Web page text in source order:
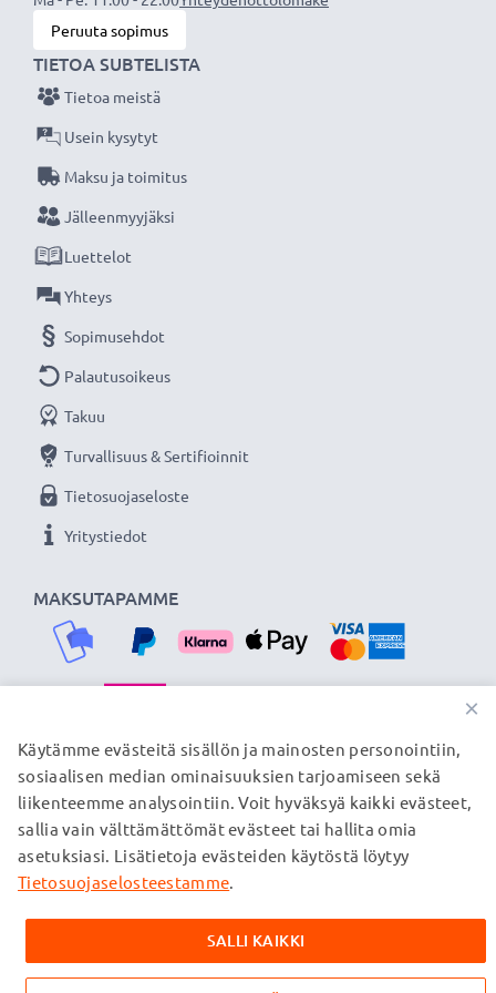
Peruuta sopimus
MAKSUTAPAMME
TIETOA SUBTELISTA
Tietoa meistä
Usein kysytyt
Maksu ja toimitus
Jälleenmyyjäksi
Luettelot
Yhteys
Sopimusehdot
Palautusoikeus
Takuu
Turvallisuus & Sertifioinnit
Tietosuojaseloste
Yritystiedot
TOIMITUSKUMPPANIMME
© subtel.fi 2026
Kaikki hinnat sisältävät arvonlisäveron, mutta ei
toimituskuluja. Kaikki sivuillamme mainitut tavaramerkit ovat
verkkosivuillamme ainoastaan tuotteitamme koskevan
×
Käytämme evästeitä sisällön ja mainosten personointiin,
sosiaalisen median ominaisuuksien tarjoamiseen sekä
liikenteemme analysointiin. Voit hyväksyä kaikki evästeet,
sallia vain välttämättömät evästeet tai hallita omia
asetuksiasi. Lisätietoja evästeiden käytöstä löytyy
Tietosuojaselosteestamme.
SALLI KAIKKI